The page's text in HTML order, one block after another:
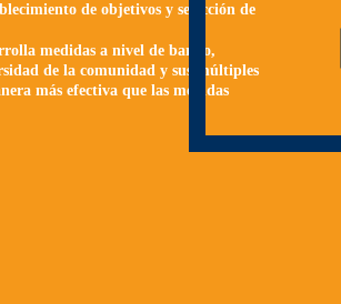
de objetivos y selección de
medidas a nivel de barrio,
de la comunidad y sus múltiples
más efectiva que las medidas